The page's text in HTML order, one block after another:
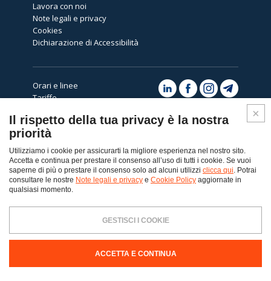
Lavora con noi
Note legali e privacy
Cookies
Dichiarazione di Accessibilità
Orari e linee
Tariffe
Assistenza
Dolomiti Bus SpA Via Col da Ren, 14 32100 Belluno - Tel. 0437-217111
PEC:dolomitibus@pec.dolomitibus.it
Codice Destinatario: KUPCRMI
Capitale Sociale € 8.935.962,50 i.v. - Registro Imprese Belluno, Partita
IVA e Codice Fiscale 00057190258 - R.E.A. Belluno n.2298 - La Società è
Il rispetto della tua privacy è la nostra
priorità
Utilizziamo i cookie per assicurarti la migliore esperienza nel nostro sito.
Accetta e continua per prestare il consenso all’uso di tutti i cookie. Se vuoi
saperne di più o prestare il consenso solo ad alcuni utilizzi clicca qui. Potrai
consultare le nostre Note legali e privacy e Cookie Policy aggiornate in
qualsiasi momento.
GESTISCI I COOKIE
ACCETTA E CONTINUA